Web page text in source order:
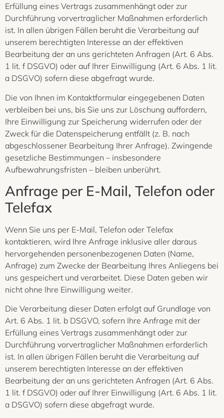
Erfüllung eines Vertrags zusammenhängt oder zur
Durchführung vorvertraglicher Maßnahmen erforderlich
ist. In allen übrigen Fällen beruht die Verarbeitung auf
unserem berechtigten Interesse an der effektiven
Bearbeitung der an uns gerichteten Anfragen (Art. 6 Abs.
1 lit. f DSGVO) oder auf Ihrer Einwilligung (Art. 6 Abs. 1 lit.
a DSGVO) sofern diese abgefragt wurde.
Die von Ihnen im Kontaktformular eingegebenen Daten
verbleiben bei uns, bis Sie uns zur Löschung auffordern,
Ihre Einwilligung zur Speicherung widerrufen oder der
Zweck für die Datenspeicherung entfällt (z. B. nach
abgeschlossener Bearbeitung Ihrer Anfrage). Zwingende
gesetzliche Bestimmungen – insbesondere
Aufbewahrungsfristen – bleiben unberührt.
Anfrage per E-Mail, Telefon oder
Telefax
Wenn Sie uns per E-Mail, Telefon oder Telefax
kontaktieren, wird Ihre Anfrage inklusive aller daraus
hervorgehenden personenbezogenen Daten (Name,
Anfrage) zum Zwecke der Bearbeitung Ihres Anliegens bei
uns gespeichert und verarbeitet. Diese Daten geben wir
nicht ohne Ihre Einwilligung weiter.
Die Verarbeitung dieser Daten erfolgt auf Grundlage von
Art. 6 Abs. 1 lit. b DSGVO, sofern Ihre Anfrage mit der
Erfüllung eines Vertrags zusammenhängt oder zur
Durchführung vorvertraglicher Maßnahmen erforderlich
ist. In allen übrigen Fällen beruht die Verarbeitung auf
unserem berechtigten Interesse an der effektiven
Bearbeitung der an uns gerichteten Anfragen (Art. 6 Abs.
1 lit. f DSGVO) oder auf Ihrer Einwilligung (Art. 6 Abs. 1 lit.
a DSGVO) sofern diese abgefragt wurde.